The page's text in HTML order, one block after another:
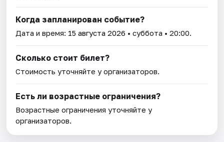
Когда запланирован событие?
Дата и время: 15 августа 2026 • суббота • 20:00.
Сколько стоит билет?
Стоимость уточняйте у организаторов.
Есть ли возрастные ограничения?
Возрастные ограничения уточняйте у
организаторов.